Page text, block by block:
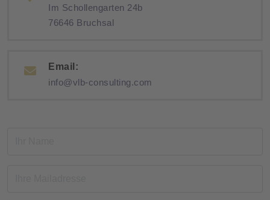
Im Schollengarten 24b
76646 Bruchsal
Email:
info@vlb-consulting.com